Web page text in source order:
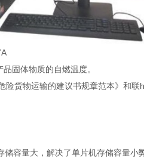
固体物质的自燃温度。
货物运输的建议书规章范本》和
容量大，解决了单片机存储容量